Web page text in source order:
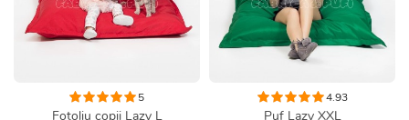
5
Fotoliu copii Lazy L
4.93
Puf Lazy XXL